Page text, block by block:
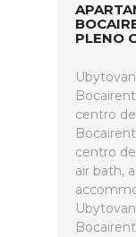
PLENO
centro
centro
air bath,